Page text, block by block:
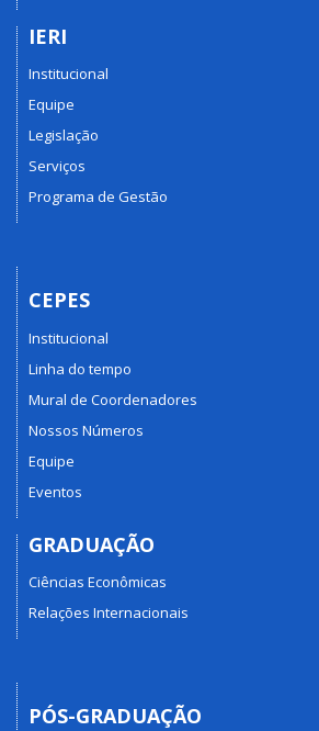
IERI
Institucional
Equipe
Legislação
Serviços
Programa de Gestão
CEPES
Institucional
Linha do tempo
Mural de Coordenadores
Nossos Números
Equipe
Eventos
GRADUAÇÃO
Ciências Econômicas
Relações Internacionais
PÓS-GRADUAÇÃO